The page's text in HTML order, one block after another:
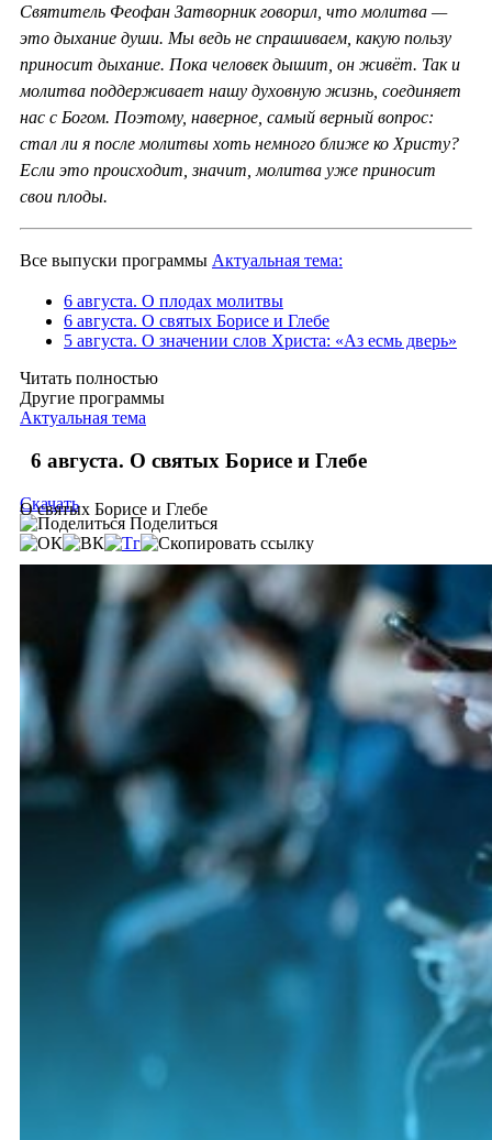
Святитель Феофан Затворник говорил, что молитва —
это дыхание души. Мы ведь не спрашиваем, какую пользу
приносит дыхание. Пока человек дышит, он живёт. Так и
молитва поддерживает нашу духовную жизнь, соединяет
нас с Богом. Поэтому, наверное, самый верный вопрос:
стал ли я после молитвы хоть немного ближе ко Христу?
Если это происходит, значит, молитва уже приносит
свои плоды.
Все выпуски программы Актуальная тема:
6 августа. О плодах молитвы
6 августа. О святых Борисе и Глебе
5 августа. О значении слов Христа: «Аз есмь дверь»
Читать полностью
Другие программы
Актуальная тема
6 августа. О святых Борисе и Глебе
О святых Борисе и Глебе
Скачать
Поделиться